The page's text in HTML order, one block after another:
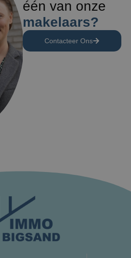
één van onze
makelaars?
Contacteer Ons